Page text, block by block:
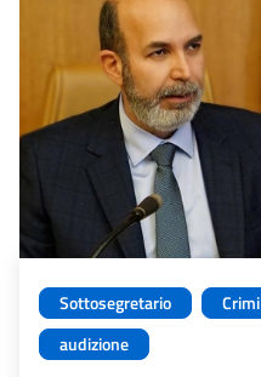
Sottosegretario
Crimi
audizione